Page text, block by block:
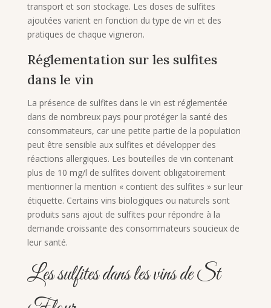
transport et son stockage. Les doses de sulfites
ajoutées varient en fonction du type de vin et des
pratiques de chaque vigneron.
Réglementation sur les sulfites
dans le vin
La présence de sulfites dans le vin est réglementée
dans de nombreux pays pour protéger la santé des
consommateurs, car une petite partie de la population
peut être sensible aux sulfites et développer des
réactions allergiques. Les bouteilles de vin contenant
plus de 10 mg/l de sulfites doivent obligatoirement
mentionner la mention « contient des sulfites » sur leur
étiquette. Certains vins biologiques ou naturels sont
produits sans ajout de sulfites pour répondre à la
demande croissante des consommateurs soucieux de
leur santé.
Les sulfites dans les vins de St